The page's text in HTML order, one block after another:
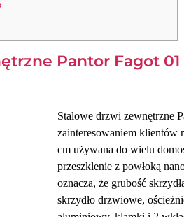
Pantor Fagot 01
Stalowe drzwi zewnętrzne
zainteresowaniem klientów
cm używana do wielu
przeszklenie z powłoką
oznacza, że grubość
skrzydło drzwiowe,